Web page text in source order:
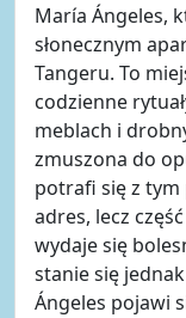
María Ángeles,
słonecznym
Tangeru. To
codzienne
meblach i
zmuszona do
potrafi się z
adres, lecz
wydaje się
stanie się
Ángeles pojawi